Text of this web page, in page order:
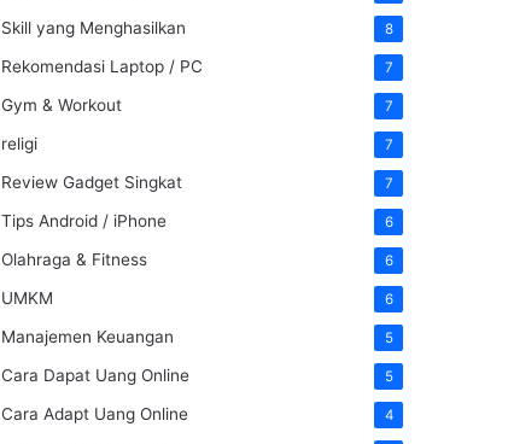
Skill yang Menghasilkan 8
Rekomendasi Laptop / PC 7
Gym & Workout 7
religi 7
Review Gadget Singkat 7
Tips Android / iPhone 6
Olahraga & Fitness 6
UMKM 6
Manajemen Keuangan 5
Cara Dapat Uang Online 5
Cara Adapt Uang Online 4